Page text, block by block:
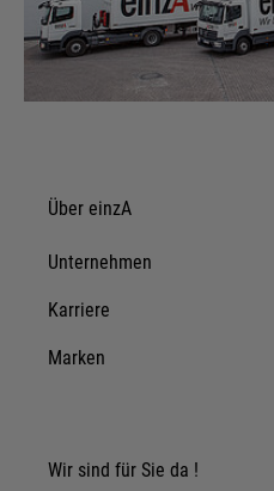
Über einzA
Unternehmen
Karriere
Marken
Wir sind für Sie da !